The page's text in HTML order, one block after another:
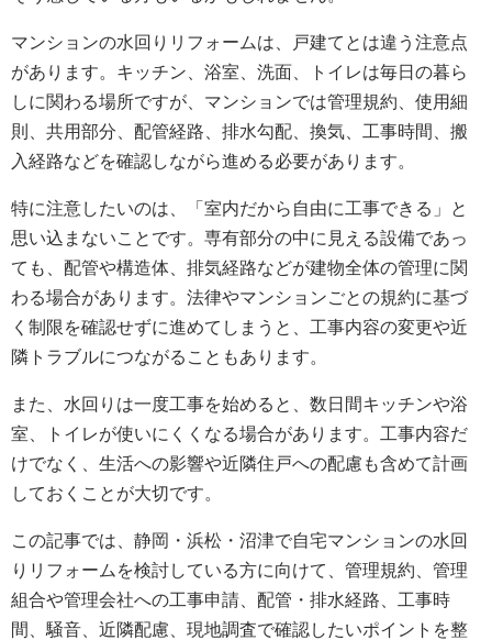
マンションの水回りリフォームは、戸建てとは違う注意点
があります。キッチン、浴室、洗面、トイレは毎日の暮ら
しに関わる場所ですが、マンションでは管理規約、使用細
則、共用部分、配管経路、排水勾配、換気、工事時間、搬
入経路などを確認しながら進める必要があります。
特に注意したいのは、「室内だから自由に工事できる」と
思い込まないことです。専有部分の中に見える設備であっ
ても、配管や構造体、排気経路などが建物全体の管理に関
わる場合があります。法律やマンションごとの規約に基づ
く制限を確認せずに進めてしまうと、工事内容の変更や近
隣トラブルにつながることもあります。
また、水回りは一度工事を始めると、数日間キッチンや浴
室、トイレが使いにくくなる場合があります。工事内容だ
けでなく、生活への影響や近隣住戸への配慮も含めて計画
しておくことが大切です。
この記事では、静岡・浜松・沼津で自宅マンションの水回
りリフォームを検討している方に向けて、管理規約、管理
組合や管理会社への工事申請、配管・排水経路、工事時
間、騒音、近隣配慮、現地調査で確認したいポイントを整